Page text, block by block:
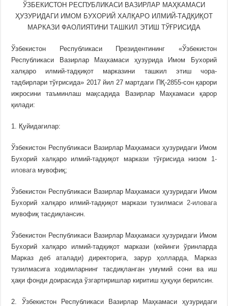
ЎЗБЕКИСТОН РЕСПУБЛИКАСИ ВАЗИРЛАР МАҲКАМАСИ
ҲУЗУРИДАГИ ИМОМ БУХОРИЙ ХАЛҚАРО ИЛМИЙ-ТАДҚИҚОТ
МАРКАЗИ ФАОЛИЯТИНИ ТАШКИЛ ЭТИШ ТЎҒРИСИДА
Ўзбекистон Республикаси Президентининг «Ўзбекистон
Республикаси Вазирлар Маҳкамаси ҳузурида Имом Бухорий
халқаро илмий-тадқиқот марказини ташкил этиш чора-
тадбирлари тўғрисида» 2017 йил 27 мартдаги ПҚ-2855-сон қарори
ижросини таъминлаш мақсадида Вазирлар Маҳкамаси қарор
қилади:
1. Қуйидагилар:
Ўзбекистон Республикаси Вазирлар Маҳкамаси ҳузуридаги Имом
Бухорий халқаро илмий-тадқиқот маркази тўғрисида низом 1-
иловага мувофиқ;
Ўзбекистон Республикаси Вазирлар Маҳкамаси ҳузуридаги Имом
Бухорий халқаро илмий-тадқиқот маркази тузилмаси 2-иловага
мувофиқ тасдиқлансин.
Ўзбекистон Республикаси Вазирлар Маҳкамаси ҳузуридаги Имом
Бухорий халқаро илмий-тадқиқот маркази (кейинги ўринларда
Марказ деб аталади) директорига, зарур ҳолларда, Марказ
тузилмасига ходимларнинг тасдиқланган умумий сони ва иш
ҳақи фонди доирасида ўзгартиришлар киритиш ҳуқуқи берилсин.
2. Ўзбекистон Республикаси Вазирлар Маҳкамаси ҳузуридаги